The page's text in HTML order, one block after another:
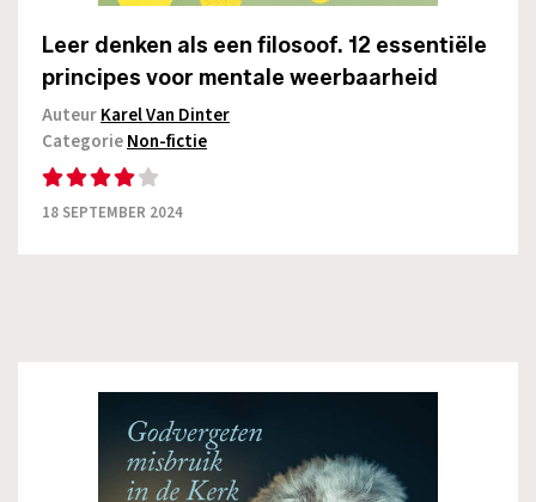
Leer denken als een filosoof. 12 essentiële
principes voor mentale weerbaarheid
AuteurKarel Van Dinter
CategorieNon-fictie
18 SEPTEMBER 2024